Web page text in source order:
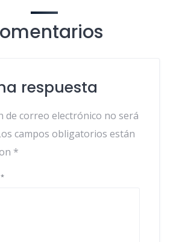
respuesta
de correo electrónico no será
campos obligatorios están
*
*